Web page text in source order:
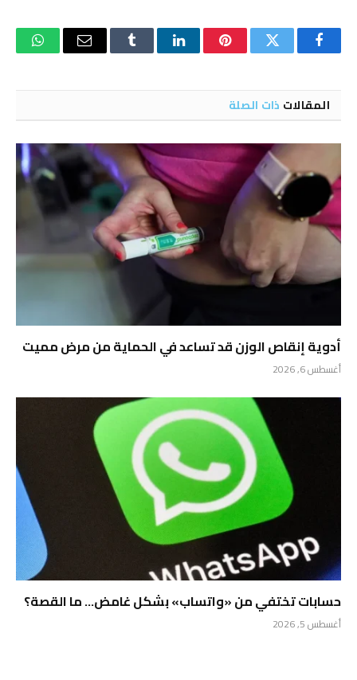
فيسبوكتويتر بينتيريستلينكدإن Tumblr البريد
المقالات ذات الصلة
أدوية إنقاص الوزن قد تساعد في الحماية من مرض مميت
أغسطس 6, 2026
حسابات تختفي من «واتساب» بشكل غامض… ما القصة؟
أغسطس 5, 2026